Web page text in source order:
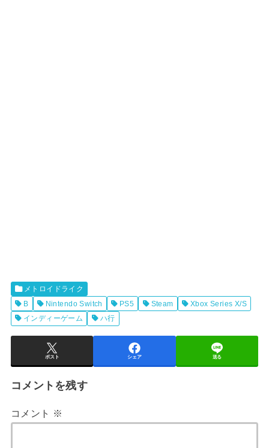
メトロイドライク
B
Nintendo Switch PS5 Steam
Xbox Series X/S
インディーゲーム
ハ行
ポスト シェア 送る
コメントを残す
コメント ※